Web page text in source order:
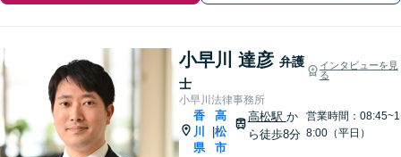
小早川 達彦 弁護
士
インタビューを見
る
小早川法律事務所
香
川
県
高
松
市
高松駅 か
ら徒歩8分
営業時間：08:45~1
8:00（平日）